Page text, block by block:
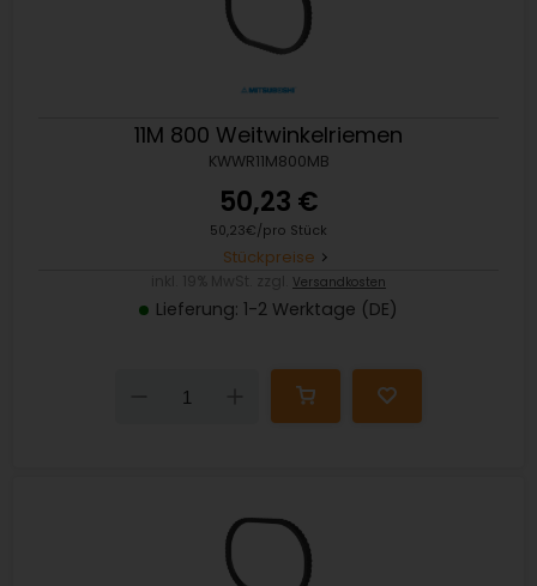
11M 800 Weitwinkelriemen
KWWR11M800MB
50,23 €
50,23€/pro Stück
Stückpreise
Versandkosten
Lieferung: 1-2 Werktage (DE)
Down